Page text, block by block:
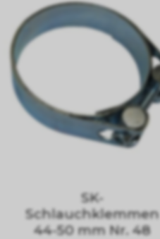
SK-
Schlauchklemmen
44-50 mm Nr. 48